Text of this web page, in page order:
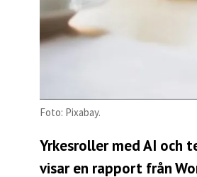
Foto: Pixabay.
Yrkesroller med AI och
visar en rapport från